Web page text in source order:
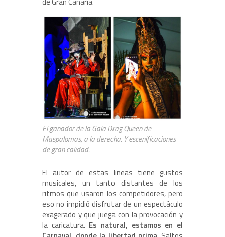
El ganador de la Gala Drag Queen de
Maspalomas, a la derecha. Y escenificaciones
de gran calidad.
El autor de estas lineas tiene gustos
musicales, un tanto distantes de los
ritmos que usaron los competidores, pero
eso no impidió disfrutar de un espectáculo
exagerado y que juega con la provocación y
la caricatura. Es natural, estamos en el